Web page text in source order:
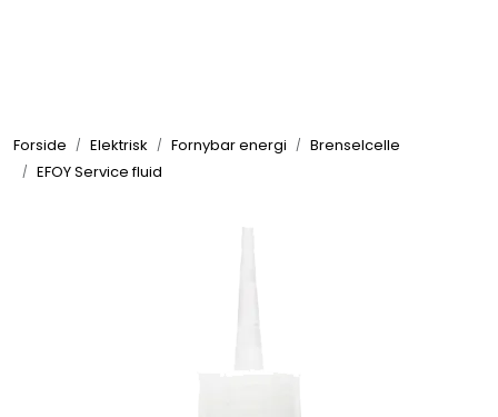
Forside Elektrisk Fornybar energi
Brenselcelle
EFOY Service fluid
Elektrisk